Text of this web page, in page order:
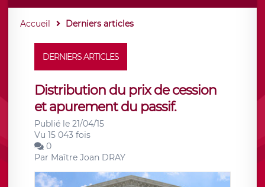
Accueil Derniers articles
DERNIERS ARTICLES
Distribution du prix de cession
et apurement du passif.
Publié le 21/04/15
Vu 15 043 fois
0
Par Maître Joan DRAY